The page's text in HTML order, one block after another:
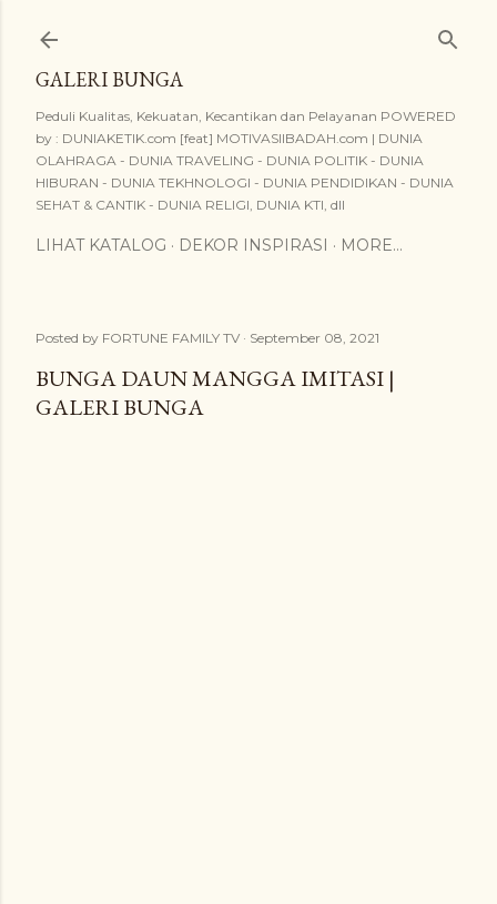
GALERI BUNGA
Peduli Kualitas, Kekuatan, Kecantikan dan Pelayanan POWERED
by : DUNIAKETIK.com [feat] MOTIVASIIBADAH.com | DUNIA
OLAHRAGA - DUNIA TRAVELING - DUNIA POLITIK - DUNIA
HIBURAN - DUNIA TEKHNOLOGI - DUNIA PENDIDIKAN - DUNIA
SEHAT & CANTIK - DUNIA RELIGI, DUNIA KTI, dll
LIHAT KATALOG DEKOR INSPIRASI MORE…
Posted by FORTUNE FAMILY TV September 08, 2021
BUNGA DAUN MANGGA IMITASI |
GALERI BUNGA